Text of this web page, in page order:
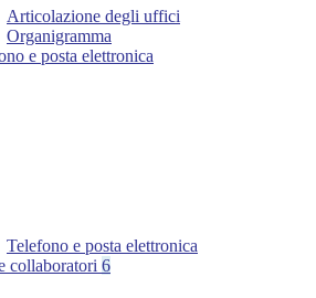
Articolazione degli uffici
Organigramma
e posta elettronica
Telefono e posta elettronica
collaboratori 6